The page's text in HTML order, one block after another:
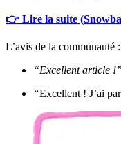
👉 Lire la suite
L’avis de la communauté :
“Excellent article !”
“Excellent ! J’ai